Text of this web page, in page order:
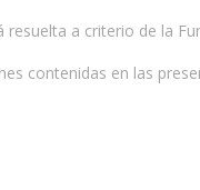
a criterio de la
contenidas en las